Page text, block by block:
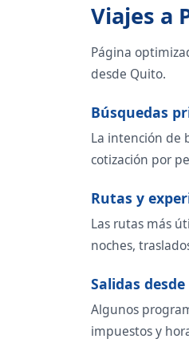
Viajes a
Página
desde Quito.
Búsquedas
La intención de
cotización por
Rutas y
Las rutas más
noches,
Salidas
Algunos
impuestos y